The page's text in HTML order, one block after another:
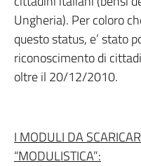
Ungheria). Per coloro
questo status, e’ stato
riconoscimento di
oltre il 20/12/2010.
I MODULI DA
“MODULISTICA”: